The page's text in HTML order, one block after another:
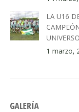
LA U16
UNIVERSO
1 marzo,
GALERÍA